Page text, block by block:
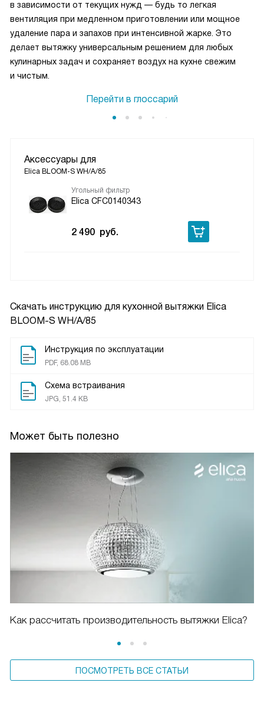
Скачать инструкцию для кухонной вытяжки Elica
BLOOM-S WH/A/85
Инструкция по эксплуатации
PDF, 68.08 MB
Схема встраивания
JPG, 51.4 KB
Может быть полезно
Как рассчитать производительность вытяжки Elica?
ПОСМОТРЕТЬ ВСЕ СТАТЬИ
в зависимости от текущих нужд — будь то легкая
вентиляция при медленном приготовлении или мощное
удаление пара и запахов при интенсивной жарке. Это
делает вытяжку универсальным решением для любых
кулинарных задач и сохраняет воздух на кухне свежим
и чистым.
Перейти в глоссарий
Аксессуары для
Elica BLOOM-S WH/A/85
Угольный фильтр
Elica CFC0140343
2 490 руб.